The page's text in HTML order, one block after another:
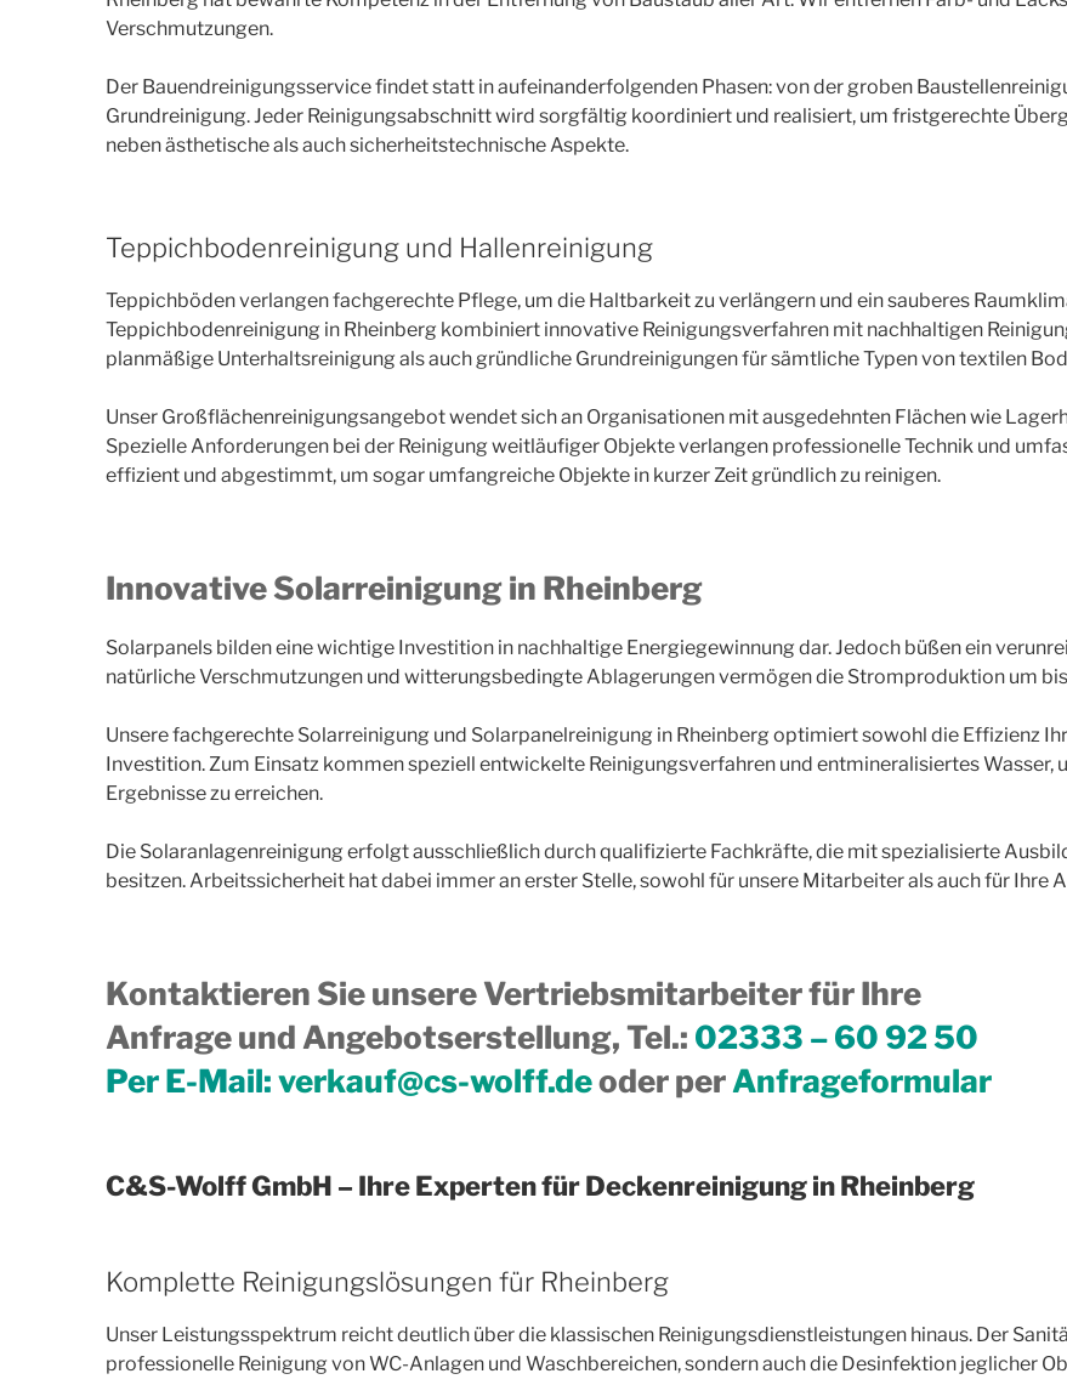
Verschmutzungen.
Der Bauendreinigungsservice findet statt in aufeinanderfolgenden Phasen: von der groben
Grundreinigung. Jeder Reinigungsabschnitt wird sorgfältig koordiniert und realisiert, um fristgerechte
neben ästhetische als auch sicherheitstechnische Aspekte.
Teppichbodenreinigung und Hallenreinigung
Teppichböden verlangen fachgerechte Pflege, um die Haltbarkeit zu verlängern und ein sauberes
Teppichbodenreinigung in Rheinberg kombiniert innovative Reinigungsverfahren mit nachhaltigen
planmäßige Unterhaltsreinigung als auch gründliche Grundreinigungen für sämtliche Typen von textilen
Unser Großflächenreinigungsangebot wendet sich an Organisationen mit ausgedehnten Flächen wie
Spezielle Anforderungen bei der Reinigung weitläufiger Objekte verlangen professionelle Technik und
effizient und abgestimmt, um sogar umfangreiche Objekte in kurzer Zeit gründlich zu reinigen.
Innovative Solarreinigung in Rheinberg
Solarpanels bilden eine wichtige Investition in nachhaltige Energiegewinnung dar. Jedoch büßen ein
natürliche Verschmutzungen und witterungsbedingte Ablagerungen vermögen die Stromproduktion um
Unsere fachgerechte Solarreinigung und Solarpanelreinigung in Rheinberg optimiert sowohl die Effizienz
Investition. Zum Einsatz kommen speziell entwickelte Reinigungsverfahren und entmineralisiertes
Ergebnisse zu erreichen.
Die Solaranlagenreinigung erfolgt ausschließlich durch qualifizierte Fachkräfte, die mit spezialisierte
besitzen. Arbeitssicherheit hat dabei immer an erster Stelle, sowohl für unsere Mitarbeiter als auch für Ihre
Kontaktieren Sie unsere Vertriebsmitarbeiter für Ihre
Anfrage und Angebotserstellung, Tel.: 02333 – 60 92 50
Per E-Mail:verkauf@cs-wolff.deoder perAnfrageformular
C&S-Wolff GmbH – Ihre Experten für Deckenreinigung in Rheinberg
Komplette Reinigungslösungen für Rheinberg
Unser Leistungsspektrum reicht deutlich über die klassischen Reinigungsdienstleistungen hinaus. Der
professionelle Reinigung von WC-Anlagen und Waschbereichen, sondern auch die Desinfektion jeglicher